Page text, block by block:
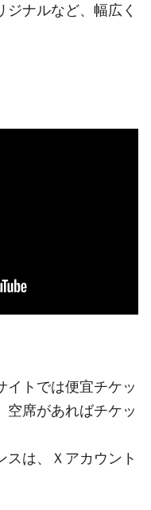
ジナルなど、幅広く
イトでは便宜チケッ
空席があればチケッ
スは、Ｘアカウント